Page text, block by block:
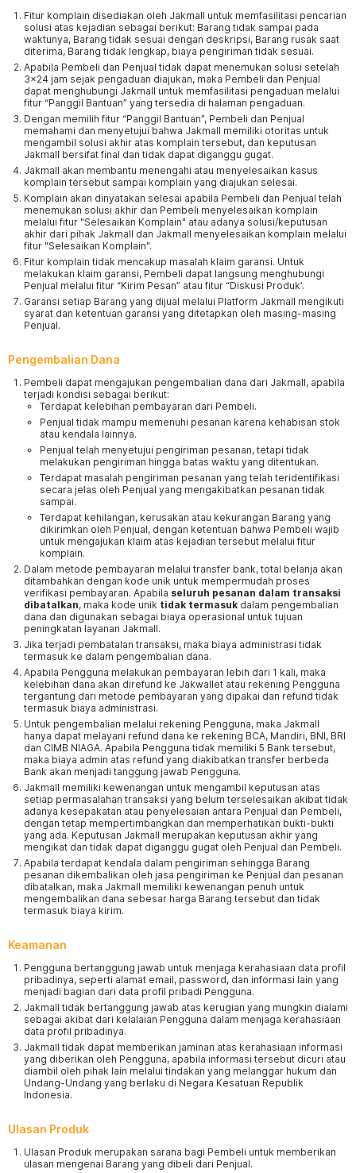
Fitur komplain disediakan oleh Jakmall untuk memfasilitasi pencarian
solusi atas kejadian sebagai berikut: Barang tidak sampai pada
waktunya, Barang tidak sesuai dengan deskripsi, Barang rusak saat
diterima, Barang tidak lengkap, biaya pengiriman tidak sesuai.
Apabila Pembeli dan Penjual tidak dapat menemukan solusi setelah
3x24 jam sejak pengaduan diajukan, maka Pembeli dan Penjual
dapat menghubungi Jakmall untuk memfasilitasi pengaduan melalui
fitur “Panggil Bantuan” yang tersedia di halaman pengaduan.
Dengan memilih fitur “Panggil Bantuan”, Pembeli dan Penjual
memahami dan menyetujui bahwa Jakmall memiliki otoritas untuk
mengambil solusi akhir atas komplain tersebut, dan keputusan
Jakmall bersifat final dan tidak dapat diganggu gugat.
Jakmall akan membantu menengahi atau menyelesaikan kasus
komplain tersebut sampai komplain yang diajukan selesai.
Komplain akan dinyatakan selesai apabila Pembeli dan Penjual telah
menemukan solusi akhir dan Pembeli menyelesaikan komplain
melalui fitur "Selesaikan Komplain" atau adanya solusi/keputusan
akhir dari pihak Jakmall dan Jakmall menyelesaikan komplain melalui
fitur "Selesaikan Komplain".
Fitur komplain tidak mencakup masalah klaim garansi. Untuk
melakukan klaim garansi, Pembeli dapat langsung menghubungi
Penjual melalui fitur “Kirim Pesan” atau fitur “Diskusi Produk’.
Garansi setiap Barang yang dijual melalui Platform Jakmall mengikuti
syarat dan ketentuan garansi yang ditetapkan oleh masing-masing
Penjual.
Pengembalian Dana
Pembeli dapat mengajukan pengembalian dana dari Jakmall, apabila
terjadi kondisi sebagai berikut:
Terdapat kelebihan pembayaran dari Pembeli.
Penjual tidak mampu memenuhi pesanan karena kehabisan stok
atau kendala lainnya.
Penjual telah menyetujui pengiriman pesanan, tetapi tidak
melakukan pengiriman hingga batas waktu yang ditentukan.
Terdapat masalah pengiriman pesanan yang telah teridentifikasi
secara jelas oleh Penjual yang mengakibatkan pesanan tidak
sampai.
Terdapat kehilangan, kerusakan atau kekurangan Barang yang
dikirimkan oleh Penjual, dengan ketentuan bahwa Pembeli wajib
untuk mengajukan klaim atas kejadian tersebut melalui fitur
komplain.
Dalam metode pembayaran melalui transfer bank, total belanja akan
ditambahkan dengan kode unik untuk mempermudah proses
verifikasi pembayaran. Apabila seluruh pesanan dalam transaksi
dibatalkan, maka kode unik tidak termasuk dalam pengembalian
dana dan digunakan sebagai biaya operasional untuk tujuan
peningkatan layanan Jakmall.
Jika terjadi pembatalan transaksi, maka biaya administrasi tidak
termasuk ke dalam pengembalian dana.
Apabila Pengguna melakukan pembayaran lebih dari 1 kali, maka
kelebihan dana akan direfund ke Jakwallet atau rekening Pengguna
tergantung dari metode pembayaran yang dipakai dan refund tidak
termasuk biaya administrasi.
Untuk pengembalian melalui rekening Pengguna, maka Jakmall
hanya dapat melayani refund dana ke rekening BCA, Mandiri, BNI, BRI
dan CIMB NIAGA. Apabila Pengguna tidak memiliki 5 Bank tersebut,
maka biaya admin atas refund yang diakibatkan transfer berbeda
Bank akan menjadi tanggung jawab Pengguna.
Jakmall memiliki kewenangan untuk mengambil keputusan atas
setiap permasalahan transaksi yang belum terselesaikan akibat tidak
adanya kesepakatan atau penyelesaian antara Penjual dan Pembeli,
dengan tetap mempertimbangkan dan memperhatikan bukti-bukti
yang ada. Keputusan Jakmall merupakan keputusan akhir yang
mengikat dan tidak dapat diganggu gugat oleh Penjual dan Pembeli.
Apabila terdapat kendala dalam pengiriman sehingga Barang
pesanan dikembalikan oleh jasa pengiriman ke Penjual dan pesanan
dibatalkan, maka Jakmall memiliki kewenangan penuh untuk
mengembalikan dana sebesar harga Barang tersebut dan tidak
termasuk biaya kirim.
Keamanan
Pengguna bertanggung jawab untuk menjaga kerahasiaan data profil
pribadinya, seperti alamat email, password, dan informasi lain yang
menjadi bagian dari data profil pribadi Pengguna.
Jakmall tidak bertanggung jawab atas kerugian yang mungkin dialami
sebagai akibat dari kelalaian Pengguna dalam menjaga kerahasiaan
data profil pribadinya.
Jakmall tidak dapat memberikan jaminan atas kerahasiaan informasi
yang diberikan oleh Pengguna, apabila informasi tersebut dicuri atau
diambil oleh pihak lain melalui tindakan yang melanggar hukum dan
Undang-Undang yang berlaku di Negara Kesatuan Republik
Indonesia.
Ulasan Produk
Ulasan Produk merupakan sarana bagi Pembeli untuk memberikan
ulasan mengenai Barang yang dibeli dari Penjual.